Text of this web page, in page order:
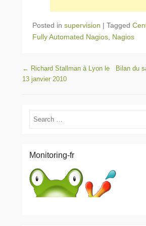
Posted in supervision | Tagged
Fully Automated Nagios, Nagios
Post navigation
← Richard Stallman à Lyon le
13 janvier 2010
Bilan du
Search
Monitoring-fr